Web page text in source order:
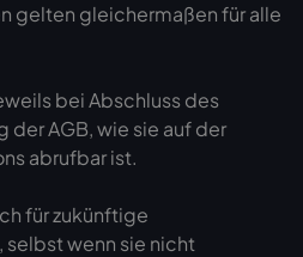
gelten gleichermaßen für alle
bei Abschluss des
der AGB, wie sie auf der
abrufbar ist.
für zukünftige
wenn sie nicht